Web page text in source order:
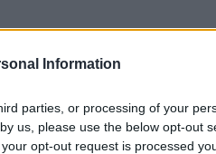
Information
parties, or processing of your
us, please use the below opt-out
opt-out request is processed